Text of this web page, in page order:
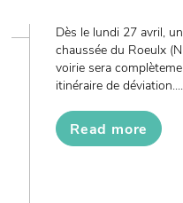
Dès le lundi 27 avril,
chaussée du Roeulx
voirie sera
itinéraire de déviation....
Read more